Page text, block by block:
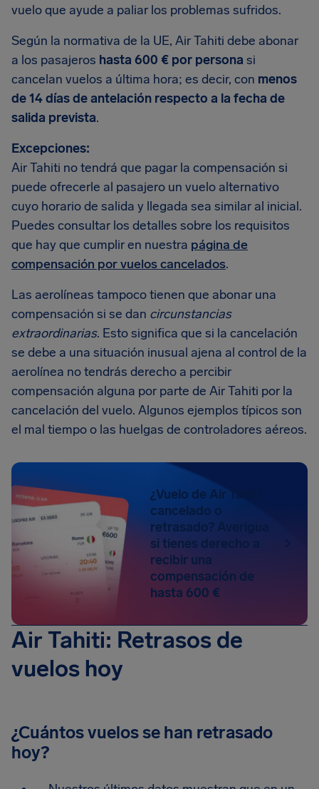
vuelo que ayude a paliar los problemas sufridos.
Según la normativa de la UE, Air Tahiti debe abonar
a los pasajeros hasta 600 € por persona si
cancelan vuelos a última hora; es decir, con menos
de 14 días de antelación respecto a la fecha de
salida prevista.
Excepciones:
Air Tahiti no tendrá que pagar la compensación si
puede ofrecerle al pasajero un vuelo alternativo
cuyo horario de salida y llegada sea similar al inicial.
Puedes consultar los detalles sobre los requisitos
que hay que cumplir en nuestra página de
compensación por vuelos cancelados.
Las aerolíneas tampoco tienen que abonar una
compensación si se dan circunstancias
extraordinarias. Esto significa que si la cancelación
se debe a una situación inusual ajena al control de la
aerolínea no tendrás derecho a percibir
compensación alguna por parte de Air Tahiti por la
cancelación del vuelo. Algunos ejemplos típicos son
el mal tiempo o las huelgas de controladores aéreos.
¿Vuelo de Air Tahiti
cancelado o
retrasado? Averigua
si tienes derecho a
recibir una
compensación de
hasta 600 €
Air Tahiti: Retrasos de
vuelos hoy
¿Cuántos vuelos se han retrasado
hoy?